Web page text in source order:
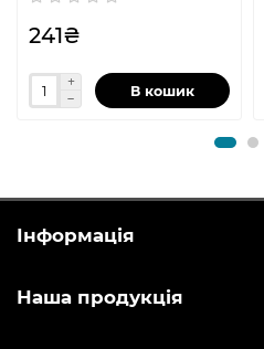
241₴
В кошик
Інформація
Наша продукція